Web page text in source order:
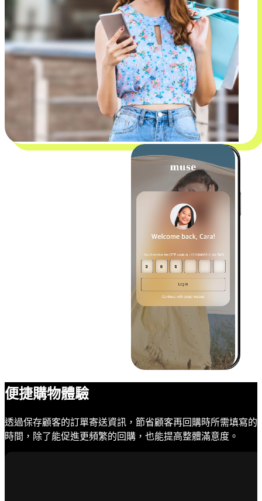
便捷購物體驗
透過保存顧客的訂單寄送資訊，節省顧客再回購時所需填寫的
時間，除了能促進更頻繁的回購，也能提高整體滿意度。